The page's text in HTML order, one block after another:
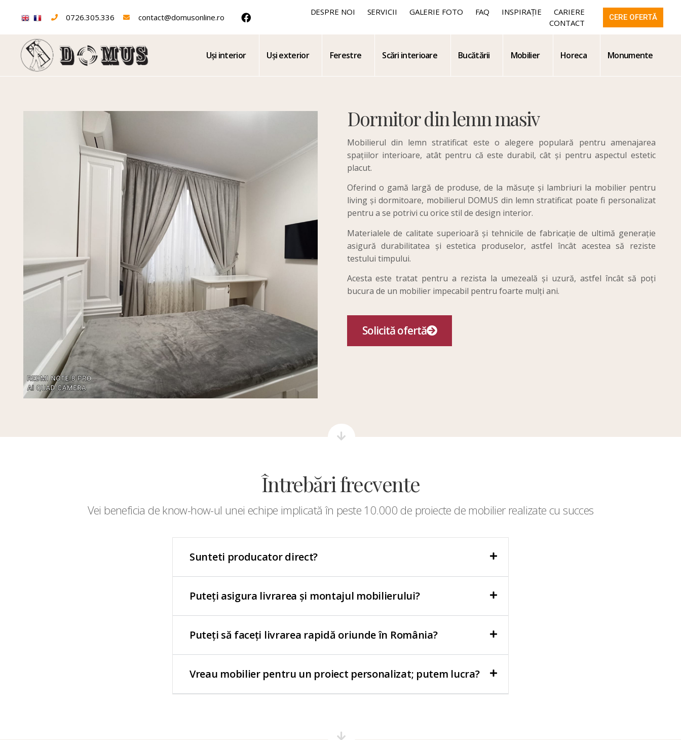
0726.305.336 contact@domusonline.ro
DESPRE NOI SERVICII GALERIE FOTO FAQ INSPIRAȚIE
CARIERE
CONTACT
CERE OFERTĂ
Uși interior Uși exterior Ferestre Scări interioare Bucătării Mobilier Horeca Monumente
Dormitor din lemn masiv
Mobilierul din lemn stratificat este o alegere populară pentru amenajarea
spațiilor interioare, atât pentru că este durabil, cât și pentru aspectul estetic
placut.
Oferind o gamă largă de produse, de la măsuțe și lambriuri la mobilier pentru
living și dormitoare, mobilierul DOMUS din lemn stratificat poate fi personalizat
pentru a se potrivi cu orice stil de design interior.
Materialele de calitate superioară și tehnicile de fabricație de ultimă generație
asigură durabilitatea și estetica produselor, astfel încât acestea să reziste
testului timpului.
Acesta este tratat pentru a rezista la umezeală și uzură, astfel încât să poți
bucura de un mobilier impecabil pentru foarte mulți ani.
Solicită ofertă
Întrebări frecvente
Vei beneficia de know-how-ul unei echipe implicată în peste 10.000 de proiecte de mobilier realizate cu succes
Sunteti producator direct?
Puteți asigura livrarea și montajul mobilierului?
Puteți să faceți livrarea rapidă oriunde în România?
Vreau mobilier pentru un proiect personalizat; putem lucra?